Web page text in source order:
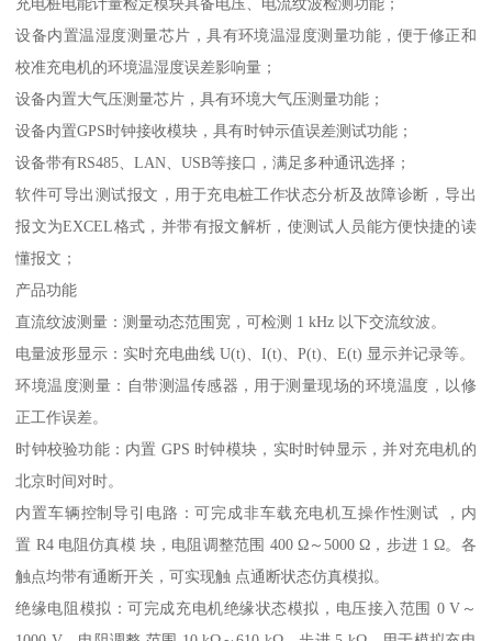
充电桩电能计量检定模块具备电压、电流纹波检测功能；
设备内置温湿度测量芯片，具有环境温湿度测量功能，便于修正和
校准充电机的环境温湿度误差影响量；
设备内置大气压测量芯片，具有环境大气压测量功能；
设备内置GPS时钟接收模块，具有时钟示值误差测试功能；
设备带有RS485、LAN、USB等接口，满足多种通讯选择；
软件可导出测试报文，用于充电桩工作状态分析及故障诊断，导出
报文为EXCEL格式，并带有报文解析，使测试人员能方便快捷的读
懂报文；
产品功能
直流纹波测量：测量动态范围宽，可检测 1 kHz 以下交流纹波。
电量波形显示：实时充电曲线 U(t)、I(t)、P(t)、E(t) 显示并记录等。
环境温度测量：自带测温传感器，用于测量现场的环境温度，以修
正工作误差。
时钟校验功能：内置 GPS 时钟模块，实时时钟显示，并对充电机的
北京时间对时。
内置车辆控制导引电路：可完成非车载充电机互操作性测试 ，内
置 R4 电阻仿真模 块，电阻调整范围 400 Ω～5000 Ω，步进 1 Ω。各
触点均带有通断开关，可实现触 点通断状态仿真模拟。
绝缘电阻模拟：可完成充电机绝缘状态模拟，电压接入范围 0 V～